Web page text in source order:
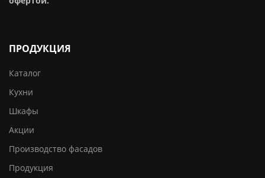
ПРОДУКЦИЯ
Каталог
Кухни
Шкафы
Акции
Производство фасадов
Продукция